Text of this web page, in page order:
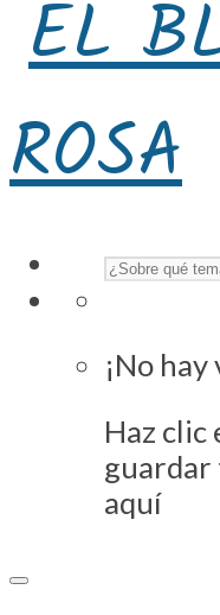
¡No
Haz clic
guardar
aquí